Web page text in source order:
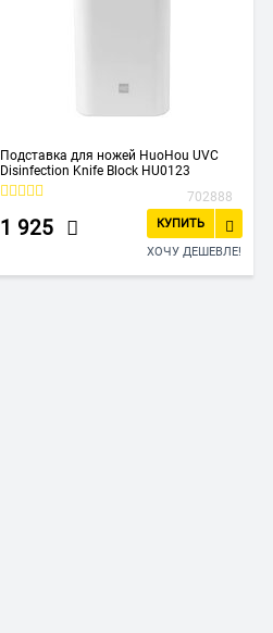
Подставка для ножей HuoHou UVC
Disinfection Knife Block HU0123
702888
1 925
КУПИТЬ
ХОЧУ ДЕШЕВЛЕ!